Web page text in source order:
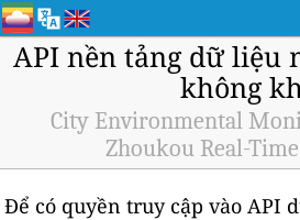
API nền tảng dữ liệu
không
City Environmental
Zhoukou Real-
Để có quyền truy cập vào API